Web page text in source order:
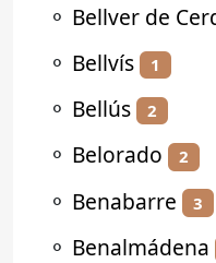
⚬ Bellver de
⚬ Bellvís 1
⚬ Bellús 2
⚬ Belorado 2
⚬ Benabarre 3
⚬ Benalmádena